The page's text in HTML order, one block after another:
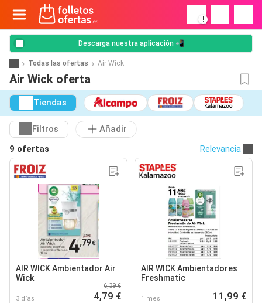
!
Descarga nuestra aplicación 📲
Todas las ofertas Air Wick
Air Wick oferta
Tiendas
Filtros
Añadir
9 ofertas
Relevancia
AIR WICK Ambientador Air
Wick
3 días
6,39 €
4,79 €
AIR WICK Ambientadores
Freshmatic
1 mes 11,99 €